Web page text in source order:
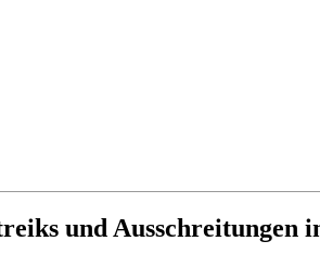
und Ausschreitungen